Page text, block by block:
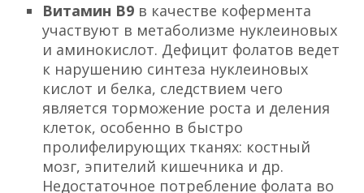
Витамин В9 в качестве кофермента
участвуют в метаболизме нуклеиновых
и аминокислот. Дефицит фолатов ведет
к нарушению синтеза нуклеиновых
кислот и белка, следствием чего
является торможение роста и деления
клеток, особенно в быстро
пролифелирующих тканях: костный
мозг, эпителий кишечника и др.
Недостаточное потребление фолата во